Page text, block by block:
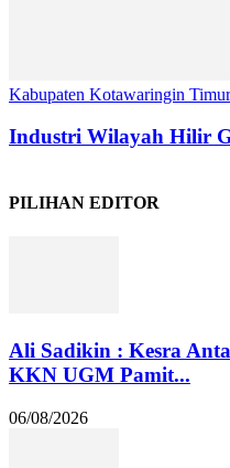
Kabupaten Kotawaringin Timur
Industri Wilayah Hilir
PILIHAN EDITOR
Ali Sadikin : Kesra
KKN UGM Pamit...
06/08/2026